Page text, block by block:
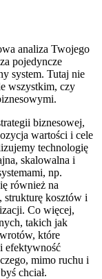
analiza Twojego
pojedyncze
system. Tutaj nie
wszystkim, czy
biznesowej,
wartości i cele
technologię
skalowalna i
np.
również na
strukturę kosztów i
Co więcej,
takich jak
które
efektywność
mimo ruchu i
chciał.